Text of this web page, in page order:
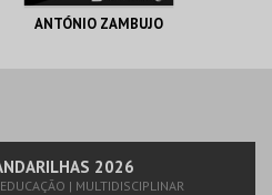
ANTÓNIO ZAMBUJO
MAIS INFO
2026
| MULTIDISCIPLINAR